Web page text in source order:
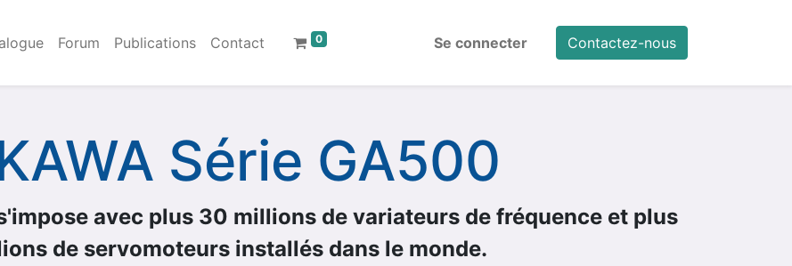
Forum Publications Contact 0 Se connecter Contactez-nous
Série GA500
avec plus 30 millions de variateurs de fréquence et plus
de servomoteurs installés dans le monde.